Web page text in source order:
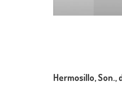
Hermosillo,